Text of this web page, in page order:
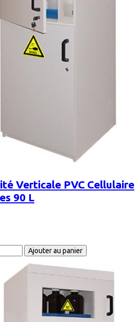
Verticale PVC Cellulaire
90 L